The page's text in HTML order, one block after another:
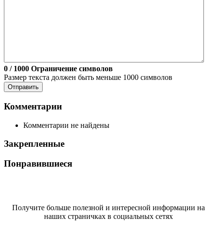
0 / 1000 Ограничение символов
Размер текста должен быть меньше 1000 символов
Отправить
Комментарии
Комментарии не найдены
Закрепленные
Понравившиеся
Получите больше полезной и интересной информации на
наших страничках в социальных сетях